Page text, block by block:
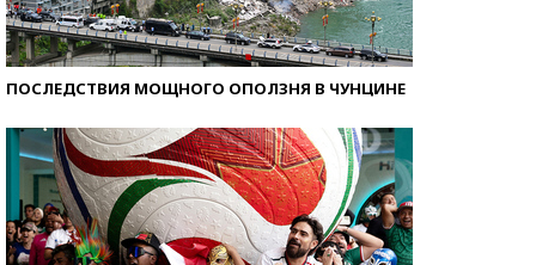
ПОСЛЕДСТВИЯ МОЩНОГО ОПОЛЗНЯ В ЧУНЦИНЕ